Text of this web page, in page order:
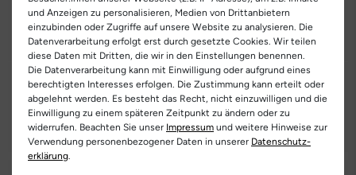
HEY DUDE
Branson
109.00 € Du sparst 49.05 €
59.95 €
HEY DUDE
Branson
109.00 € Du sparst 49.05 €
59.95 €
und Anzeigen zu personalisieren, Medien von Drittanbietern
einzubinden oder Zugriffe auf unsere Website zu analysieren. Die
Datenverarbeitung erfolgt erst durch gesetzte Cookies. Wir teilen
diese Daten mit Dritten, die wir in den Einstellungen benennen.
Die Datenverarbeitung kann mit Einwilligung oder aufgrund eines
berechtigten Interesses erfolgen. Die Zustimmung kann erteilt oder
abgelehnt werden. Es besteht das Recht, nicht einzuwilligen und die
Einwilligung zu einem späteren Zeitpunkt zu ändern oder zu
widerrufen. Beachten Sie unser Impressum und weitere Hinweise zur
Verwendung personenbezogener Daten in unserer Daten­schutz­
erklärung.